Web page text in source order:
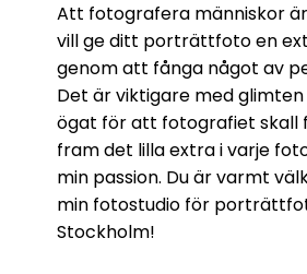
Att fotografera människor
vill ge ditt porträttfoto en
genom att fånga något av
Det är viktigare med
ögat för att fotografiet skall
fram det lilla extra i varje
min passion. Du är varmt
min fotostudio för
Stockholm!